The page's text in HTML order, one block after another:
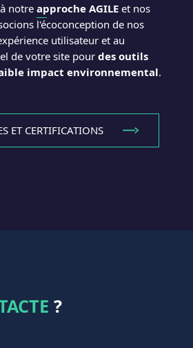
notre approche AGILE et nos
l'écoconception de nos
utilisateur et au
de votre site pour des outils
impact environnemental.
ET CERTIFICATIONS
?